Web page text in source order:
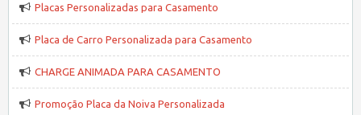
Placas Personalizadas para Casamento
Placa de Carro Personalizada para Casamento
CHARGE ANIMADA PARA CASAMENTO
Promoção Placa da Noiva Personalizada